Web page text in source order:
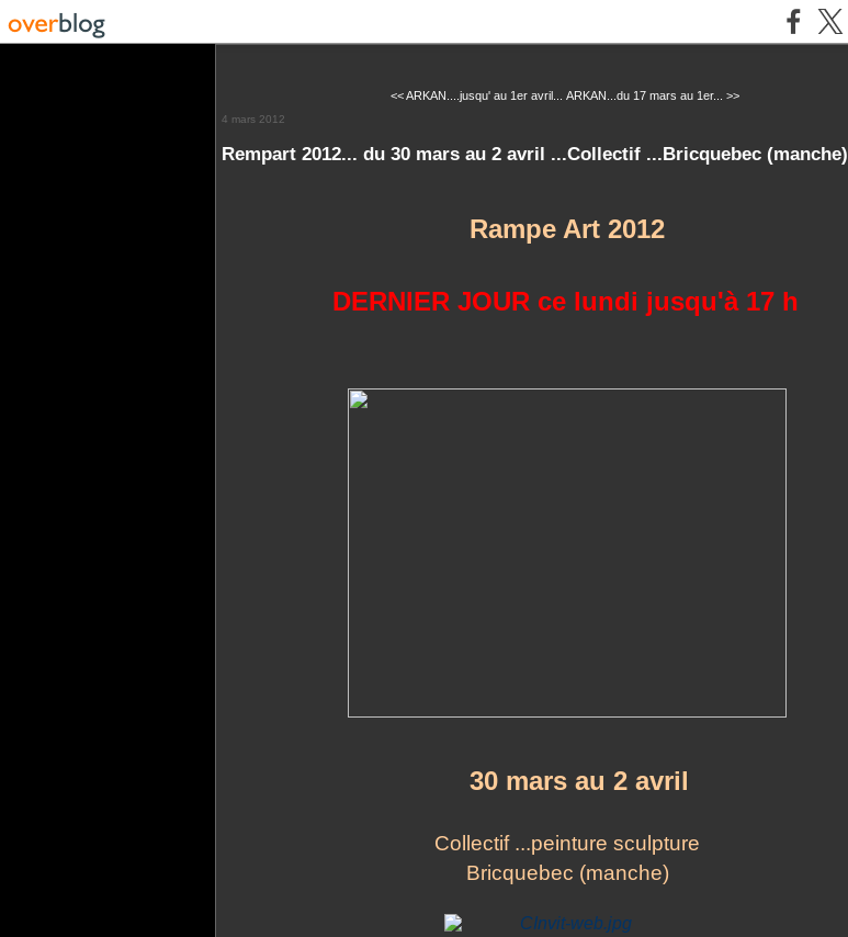
<< ARKAN....jusqu' au 1er avril... ARKAN...du 17 mars au 1er... >>
4 mars 2012
Rempart 2012... du 30 mars au 2 avril ...Collectif ...Bricquebec (manche)
Rampe Art 2012
DERNIER JOUR ce lundi jusqu'à 17 h
30 mars au 2 avril
Collectif ...peinture sculpture
Bricquebec (manche)